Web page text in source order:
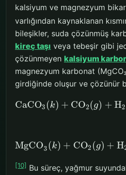
kalsiyum ve magnezyum
varlığından kaynaklanan
bileşikler, suda çözünmüş
kireç taşı veya tebeşir gibi
çözünmeyen kalsiyum
magnezyum karbonat
girdiğinde oluşur ve çözünür
CaCO3 (k) + CO2(g) + H2
MgCO3 (k) + CO2 (g) + H
[10] Bu süreç, yağmur